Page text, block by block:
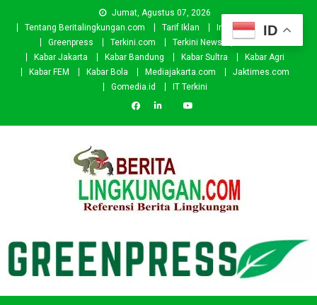
Jumat, Agustus 07, 2026
Tentang Beritalingkungan.com
Tarif Iklan Investor
Donasi
Greenpress
Terkini.com Terkini News
Kabar.id
Kabar Jakarta
Kabar Bandung Kabar Sultra
Kabar Agri
Kabar FEM
Kabar Bola Mediajakarta.com
Jaktimes.com
Gomedia.id
IT Terkini
ID